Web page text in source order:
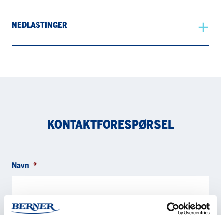
NEDLASTINGER
KONTAKTFORESPØRSEL
Navn *